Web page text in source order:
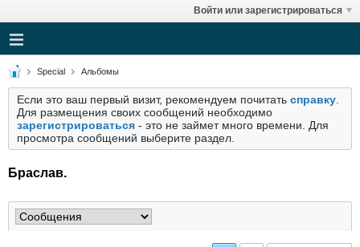
Войти или зарегистрироваться
Special Альбомы
Если это ваш первый визит, рекомендуем почитать справку
Для размещения своих сообщений необходимо
зарегистрироваться - это не займет много времени. Для
просмотра сообщений выберите раздел.
Браслав.